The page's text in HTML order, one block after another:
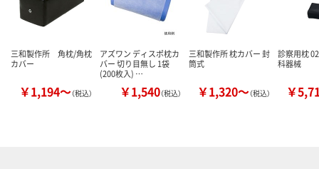
三和製作所 角枕/角枕
カバー
￥1,194～（税込）
アズワン ディスポ枕カ
バー 切り目無し 1袋
(200枚入) …
￥1,540（税込）
三和製作所 枕カバー 封
筒式
￥1,320～（税込）
診察用枕
科器械
￥